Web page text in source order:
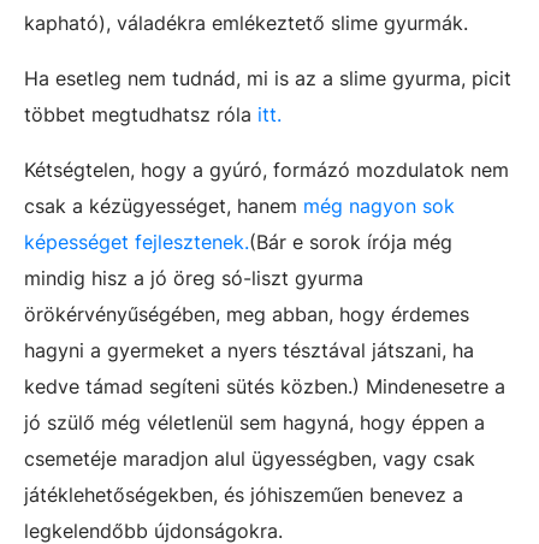
kapható), váladékra emlékeztető slime gyurmák.
Ha esetleg nem tudnád, mi is az a slime gyurma, picit
többet megtudhatsz róla itt.
Kétségtelen, hogy a gyúró, formázó mozdulatok nem
csak a kézügyességet, hanem még nagyon sok
képességet fejlesztenek.(Bár e sorok írója még
mindig hisz a jó öreg só-liszt gyurma
örökérvényűségében, meg abban, hogy érdemes
hagyni a gyermeket a nyers tésztával játszani, ha
kedve támad segíteni sütés közben.) Mindenesetre a
jó szülő még véletlenül sem hagyná, hogy éppen a
csemetéje maradjon alul ügyességben, vagy csak
játéklehetőségekben, és jóhiszeműen benevez a
legkelendőbb újdonságokra.